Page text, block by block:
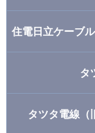
住電日立ケーブ
タ
タツタ電線（